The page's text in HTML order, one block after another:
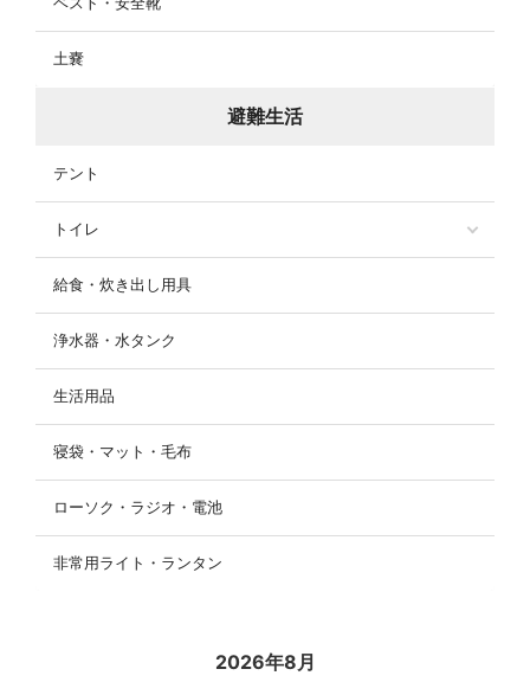
土嚢
避難生活
テント
トイレ
給食・炊き出し用具
浄水器・水タンク
生活用品
寝袋・マット・毛布
ローソク・ラジオ・電池
非常用ライト・ランタン
2026年8月